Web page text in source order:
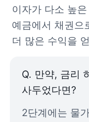
이자가 다소 높
예금에서 채권으
더 많은 수익을
Q. 만약, 금리
사두었다면?
2단계에는 물